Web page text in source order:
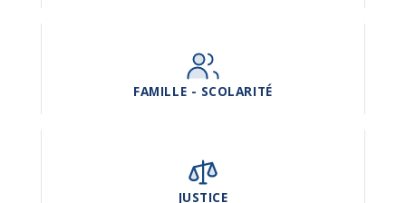
FAMILLE - SCOLARITÉ
JUSTICE